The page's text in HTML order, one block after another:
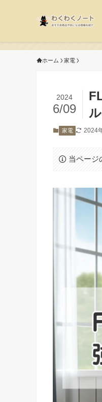
ホーム 家電
2024
6/09
家電 2024
当ページ